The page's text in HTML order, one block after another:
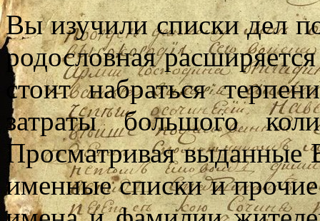
Вы изучили списки дел
родословная
стоит набраться
затраты большого
Просматривая выданные
именные списки и